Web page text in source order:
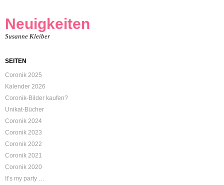
Neuigkeiten
Susanne Kleiber
SEITEN
Coronik 2025
Kalender 2026
Coronik-Bilder kaufen?
Unikat-Bücher
Coronik 2024
Coronik 2023
Coronik 2022
Coronik 2021
Coronik 2020
It’s my party …